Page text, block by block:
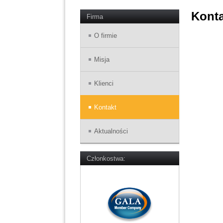
Firma
O firmie
Misja
Klienci
Kontakt
Aktualności
Członkostwa: